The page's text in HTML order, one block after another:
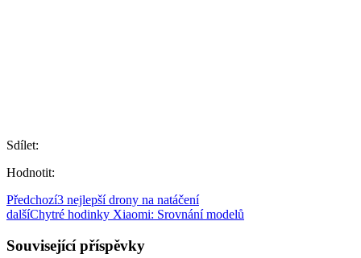
Sdílet:
Hodnotit:
Předchozí3 nejlepší drony na natáčení
dalšíChytré hodinky Xiaomi: Srovnání modelů
Související příspěvky